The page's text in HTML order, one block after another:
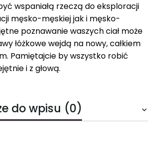
wspaniałą rzeczą do eksploracji
męsko-męskiej jak i męsko-
poznawanie waszych ciał może
łóżkowe wejdą na nowy, całkiem
Pamiętajcie by wszystko robić
i z głową.
do wpisu (0)